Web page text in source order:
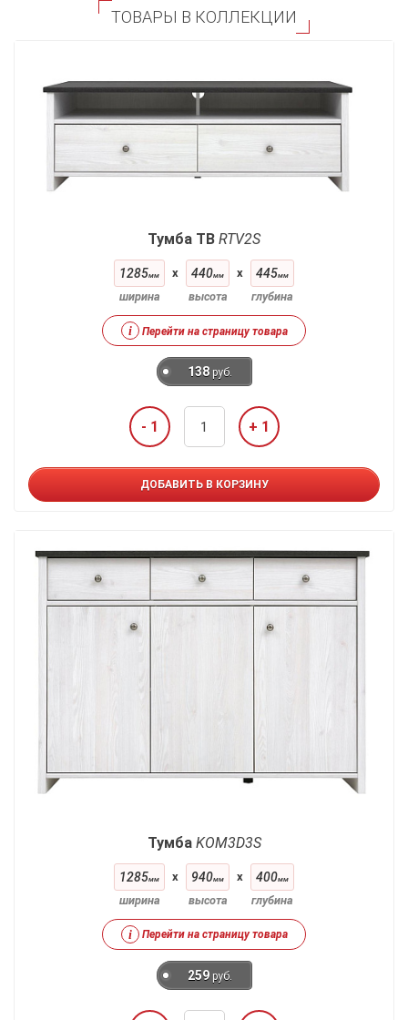
ТОВАРЫ В КОЛЛЕКЦИИ
Тумба ТВ RTV2S
1285мм
ширина
x 440мм
высота
x 445мм
глубина
i Перейти на страницу товара
138 руб.
- 1 + 1
ДОБАВИТЬ В КОРЗИНУ
Тумба KOM3D3S
1285мм
ширина
x 940мм
высота
x 400мм
глубина
i Перейти на страницу товара
259 руб.